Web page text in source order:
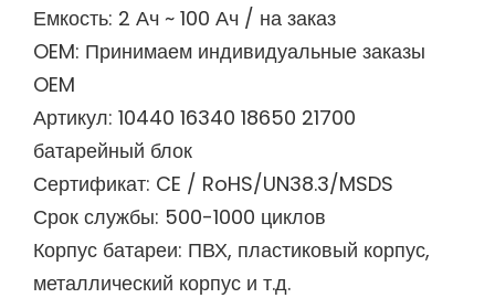
Емкость: 2 Ач ~ 100 Ач / на заказ
OEM: Принимаем индивидуальные заказы
OEM
Артикул: 10440 16340 18650 21700
батарейный блок
Сертификат: CE / RoHS/UN38.3/MSDS
Срок службы: 500-1000 циклов
Корпус батареи: ПВХ, пластиковый корпус,
металлический корпус и т.д.